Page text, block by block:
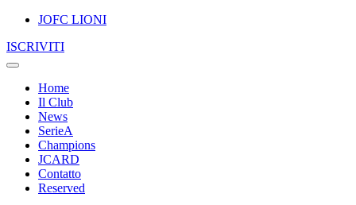
JOFC LIONI
ISCRIVITI
Home
Il Club
News
SerieA
Champions
JCARD
Contatto
Reserved